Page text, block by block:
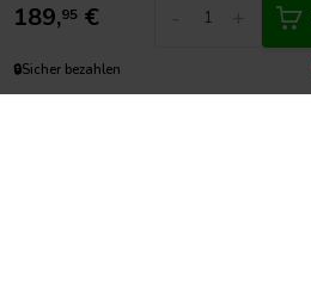
189,95 €
🔒Sicher bezahlen